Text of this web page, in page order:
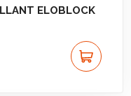
ELOBLOCK